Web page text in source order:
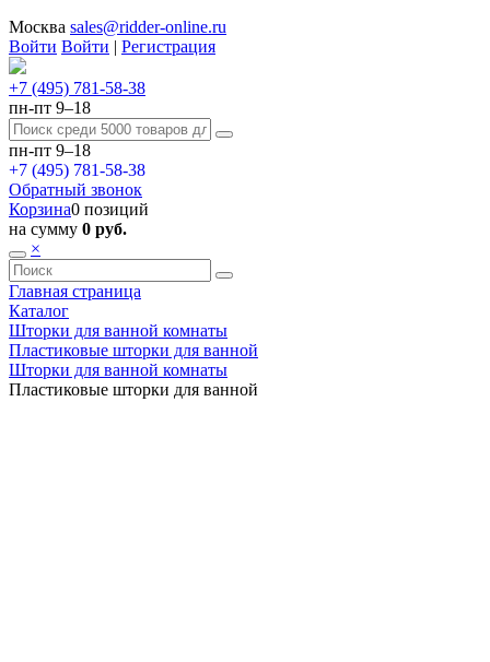
Москва sales@ridder-online.ru
Войти Войти | Регистрация
+7 (495) 781-58-38
пн-пт 9–18
пн-пт 9–18
+7 (495) 781-58-38
Обратный звонок
Корзина0 позиций
на сумму 0 руб.
×
Главная страница
Каталог
Шторки для ванной комнаты
Пластиковые шторки для ванной
Шторки для ванной комнаты
Пластиковые шторки для ванной